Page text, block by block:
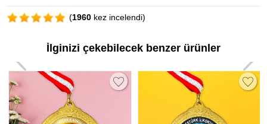
(1960 kez incelendi)
İlginizi çekebilecek benzer ürünler